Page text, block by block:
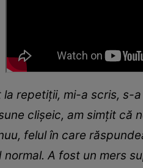
la repetiții, mi-a scris, s-
clișeic, am simțit că
felul în care
A fost un mers